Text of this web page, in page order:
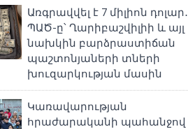
Առգրավվել է 7 միլիոն դոլար․
ՊԱԾ-ը՝ Ղարիբաշվիլիի և այլ
նախկին բարձրաստիճան
պաշտոնյաների տների
խուզարկության մասին
Կառավարության
հրաժարականի պահանջով